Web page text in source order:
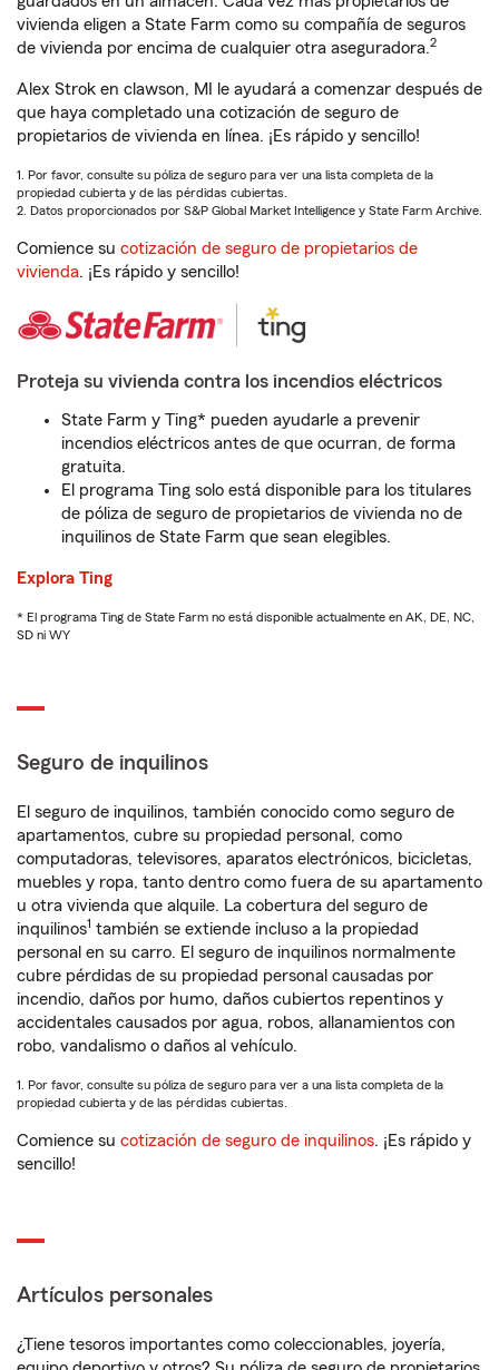
vivienda eligen a State Farm como su compañía de seguros
de vivienda por encima de cualquier otra aseguradora.2
Alex Strok en clawson, MI le ayudará a comenzar después de
que haya completado una cotización de seguro de
propietarios de vivienda en línea. ¡Es rápido y sencillo!
1. Por favor, consulte su póliza de seguro para ver una lista completa de la
propiedad cubierta y de las pérdidas cubiertas.
2. Datos proporcionados por S&P Global Market Intelligence y State Farm Archive.
Comience su cotización de seguro de propietarios de
vivienda. ¡Es rápido y sencillo!
Proteja su vivienda contra los incendios eléctricos
State Farm y Ting* pueden ayudarle a prevenir
incendios eléctricos antes de que ocurran, de forma
gratuita.
El programa Ting solo está disponible para los titulares
de póliza de seguro de propietarios de vivienda no de
inquilinos de State Farm que sean elegibles.
Explora Ting
* El programa Ting de State Farm no está disponible actualmente en AK, DE, NC,
SD ni WY
Seguro de inquilinos
El seguro de inquilinos, también conocido como seguro de
apartamentos, cubre su propiedad personal, como
computadoras, televisores, aparatos electrónicos, bicicletas,
muebles y ropa, tanto dentro como fuera de su apartamento
u otra vivienda que alquile. La cobertura del seguro de
inquilinos1 también se extiende incluso a la propiedad
personal en su carro. El seguro de inquilinos normalmente
cubre pérdidas de su propiedad personal causadas por
incendio, daños por humo, daños cubiertos repentinos y
accidentales causados por agua, robos, allanamientos con
robo, vandalismo o daños al vehículo.
1. Por favor, consulte su póliza de seguro para ver a una lista completa de la
propiedad cubierta y de las pérdidas cubiertas.
Comience su cotización de seguro de inquilinos. ¡Es rápido y
sencillo!
Artículos personales
¿Tiene tesoros importantes como coleccionables, joyería,